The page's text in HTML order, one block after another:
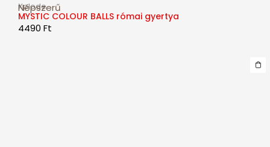
Népszerű
Xplode
MYSTIC COLOUR BALLS római gyertya
4490 Ft